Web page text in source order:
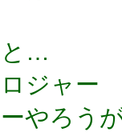
もち
と…
ロジャー
ーやろう